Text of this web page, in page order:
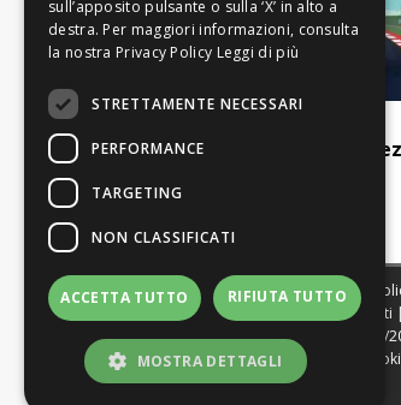
modificata per la
Sede legale, Redazione,
Direttore Resp. Giovanni Botti
Tribunale di Modena n. 1604/
|Web Agency Modena
|Privacy policy
Leggi di più
STRETTAMENTE NECESSARI
PERFORMANCE
TARGETING
NON CLASSIFICATI
ACCETTA TUTTO RIFIUTA TUTTO
MOSTRA DETTAGLI